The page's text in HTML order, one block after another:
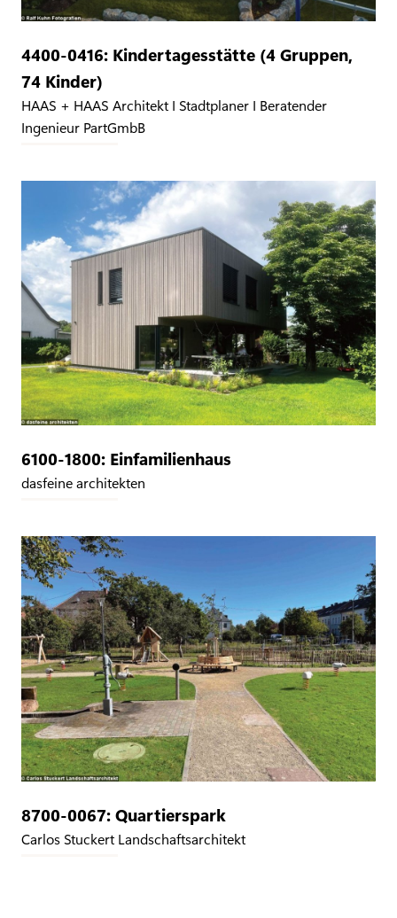
4400-0416: Kindertagesstätte (4 Gruppen,
74 Kinder)
HAAS + HAAS Architekt I Stadtplaner I Beratender
Ingenieur PartGmbB
6100-1800: Einfamilienhaus
dasfeine architekten
8700-0067: Quartierspark
Carlos Stuckert Landschaftsarchitekt